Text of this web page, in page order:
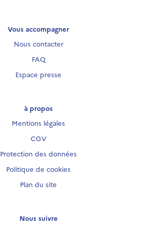
Vous accompagner
Nous contacter
FAQ
Espace presse
à propos
Mentions légales
CGV
Protection des données
Politique de cookies
Plan du site
Nous suivre